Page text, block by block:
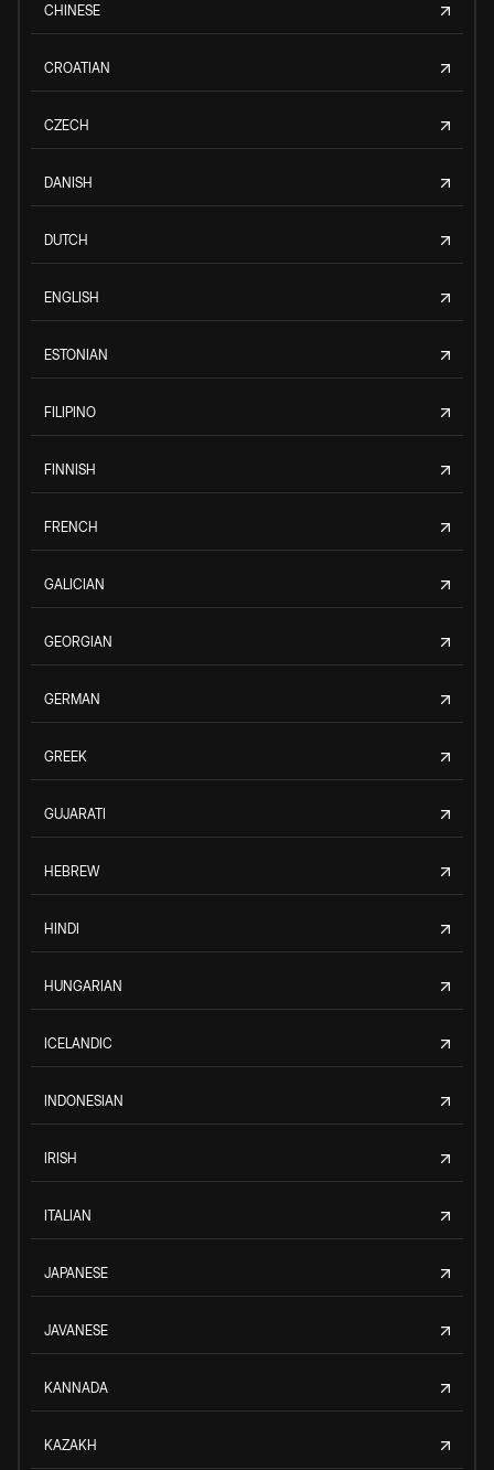
CHINESE
CROATIAN
CZECH
DANISH
DUTCH
ENGLISH
ESTONIAN
FILIPINO
FINNISH
FRENCH
GALICIAN
GEORGIAN
GERMAN
GREEK
GUJARATI
HEBREW
HINDI
HUNGARIAN
ICELANDIC
INDONESIAN
IRISH
ITALIAN
JAPANESE
JAVANESE
KANNADA
KAZAKH